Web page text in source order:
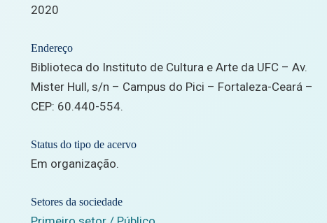
2020
Endereço
Biblioteca do Instituto de Cultura e Arte da UFC – Av.
Mister Hull, s/n – Campus do Pici – Fortaleza-Ceará –
CEP: 60.440-554.
Status do tipo de acervo
Em organização.
Setores da sociedade